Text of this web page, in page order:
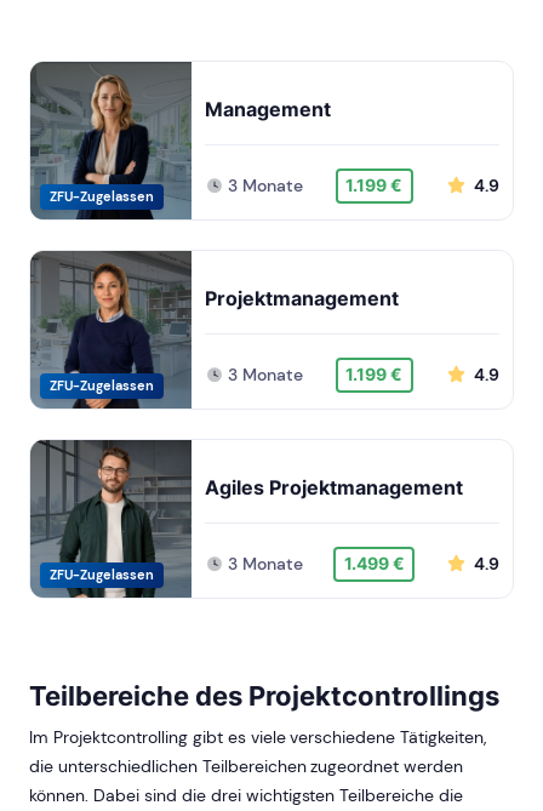
ZFU-Zugelassen
Management
3 Monate 1.199 € 4.9
ZFU-Zugelassen
Projektmanagement
3 Monate 1.199 € 4.9
ZFU-Zugelassen
Agiles Projektmanagement
3 Monate 1.499 € 4.9
Teilbereiche des Projektcontrollings
Im Projektcontrolling gibt es viele verschiedene Tätigkeiten,
die unterschiedlichen Teilbereichen zugeordnet werden
können. Dabei sind die drei wichtigsten Teilbereiche die